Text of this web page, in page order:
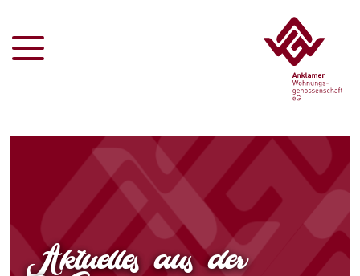
Aktuelles aus der